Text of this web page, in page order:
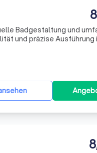
Badgestaltung und
und präzise Ausführung